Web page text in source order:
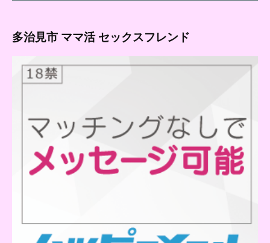
多治見市 ママ活 セックスフレンド